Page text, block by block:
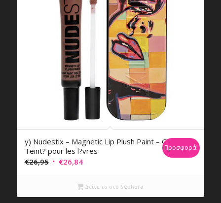
y) Nudestix – Magnetic Lip Plush Paint – Gel
Teint? pour les l?vres
€26,95 Original
€26,95.
€26,84Η
τιμή
είναι:
Προσφορά!
Δείτε το στο Sephora